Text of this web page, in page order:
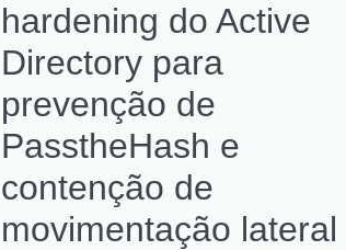
hardening do Active
Directory para
prevenção de
PasstheHash e
contenção de
movimentação lateral